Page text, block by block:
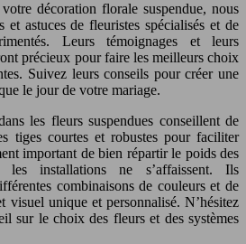
décoration florale suspendue, nous
et astuces de fleuristes spécialisés et de
Leurs témoignages et leurs
précieux pour faire les meilleurs choix
Suivez leurs conseils pour créer une
le jour de votre mariage.
les fleurs suspendues conseillent de
tiges courtes et robustes pour faciliter
important de bien répartir le poids des
installations ne s’affaissent. Ils
combinaisons de couleurs et de
visuel unique et personnalisé. N’hésitez
sur le choix des fleurs et des systèmes